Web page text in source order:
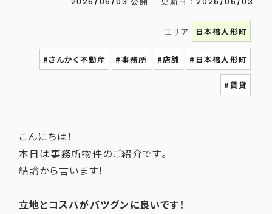
エリア 日本橋人形町
#さんかく不動産 #事務所 #店舗 #日本橋人形町
#賃貸
こんにちは！
本日は事務所物件のご紹介です。
結論から言います！
立地とコスパがバツグンに良いです！